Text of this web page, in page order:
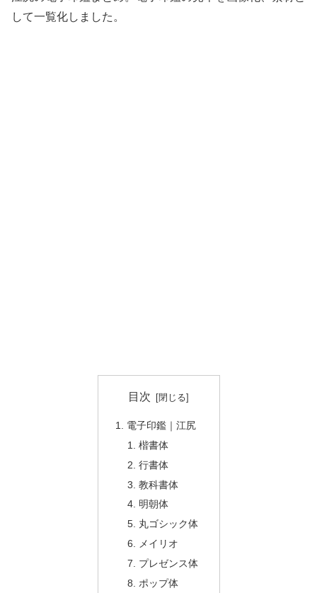
して一覧化しました。
目次
電子印鑑｜江尻
楷書体
行書体
教科書体
明朝体
丸ゴシック体
メイリオ
プレゼンス体
ポップ体